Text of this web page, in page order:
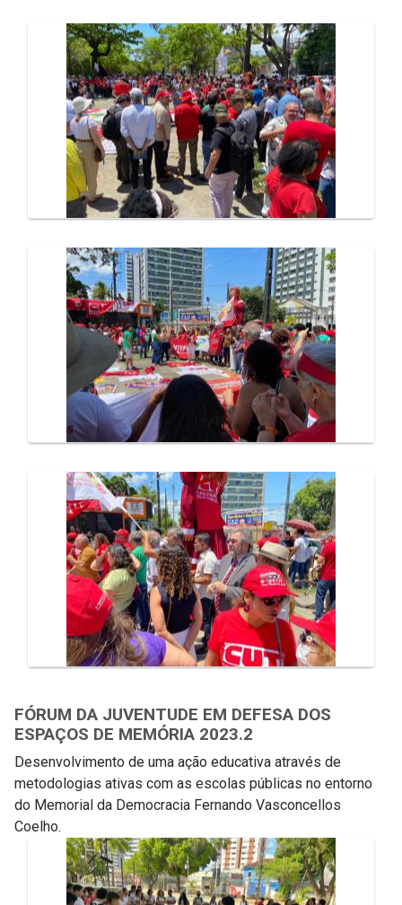
FÓRUM DA JUVENTUDE EM DEFESA DOS
ESPAÇOS DE MEMÓRIA 2023.2
Desenvolvimento de uma ação educativa através de
metodologias ativas com as escolas públicas no entorno
do Memorial da Democracia Fernando Vasconcellos
Coelho.
Galeria de Mídias